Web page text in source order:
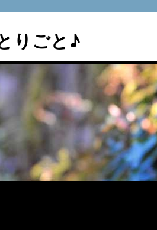
りごと♪